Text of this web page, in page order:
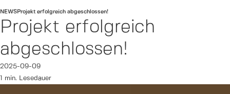
NEWSProjekt erfolgreich abgeschlossen!
Projekt erfolgreich
abgeschlossen!
2025-09-09
1 min. Lesedauer